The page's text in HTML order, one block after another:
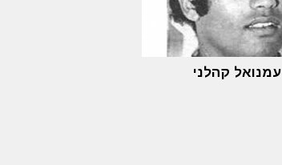
עמנואל קהלני